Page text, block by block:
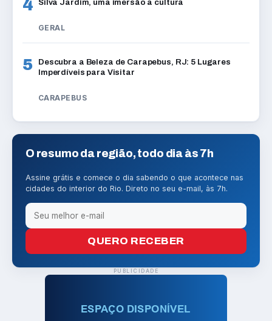
4 Silva Jardim, uma imersão a cultura
GERAL
5
Descubra a Beleza de Carapebus, RJ: 5 Lugares
Imperdíveis para Visitar
CARAPEBUS
O resumo da região, todo dia às 7h
Assine grátis e comece o dia sabendo o que acontece nas
cidades do interior do Rio. Direto no seu e-mail, às 7h.
QUERO RECEBER
PUBLICIDADE